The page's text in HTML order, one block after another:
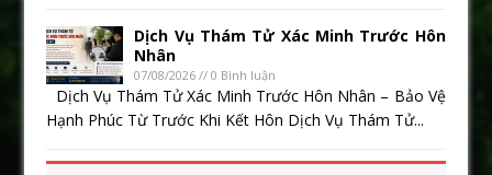
Dịch Vụ Thám Tử Xác Minh Trước Hôn
Nhân
07/08/2026 // 0 Bình luận
Dịch Vụ Thám Tử Xác Minh Trước Hôn Nhân – Bảo Vệ
Hạnh Phúc Từ Trước Khi Kết Hôn Dịch Vụ Thám Tử...